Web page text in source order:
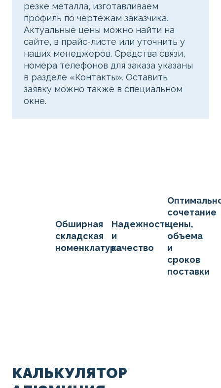
резке металла, изготавливаем
профиль по чертежам заказчика.
Актуальные цены можно найти на
сайте, в прайс-листе или уточнить у
наших менеджеров. Средства связи,
номера телефонов для заказа указаны
в разделе «Контакты». Оставить
заявку можно также в специальном
окне.
Обширная
складская
номенклатура
Надежность
и
качество
сочетание
цены,
объема
и
сроков
поставки
КАЛЬКУЛЯТОР